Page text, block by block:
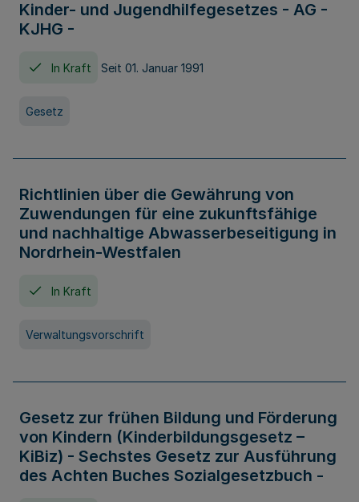
Kinder- und Jugendhilfegesetzes - AG -
KJHG -
In Kraft Seit 01. Januar 1991
Gesetz
Richtlinien über die Gewährung von
Zuwendungen für eine zukunftsfähige
und nachhaltige Abwasserbeseitigung in
Nordrhein-Westfalen
In Kraft
Verwaltungsvorschrift
Gesetz zur frühen Bildung und Förderung
von Kindern (Kinderbildungsgesetz –
KiBiz) - Sechstes Gesetz zur Ausführung
des Achten Buches Sozialgesetzbuch -